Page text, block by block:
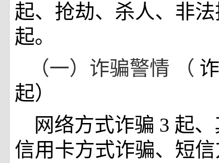
起、抢劫、杀人、非
起。
（一）诈骗警情
（
起）
网络方式诈骗 3 起
信用卡方式诈骗、短